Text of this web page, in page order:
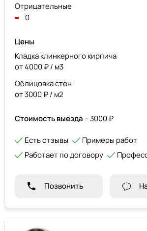
Отрицательные
0
Цены
Кладка клинкерного кирпича
от 4000 ₽ / м3
Облицовка стен
от 3000 ₽ / м2
Стоимость выезда – 3000 ₽
Есть отзывы
Примеры работ
Работает по договору
Позвонить